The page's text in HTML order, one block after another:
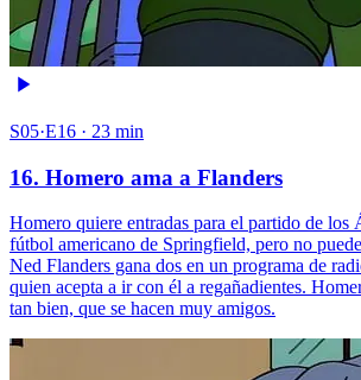
S05·E16 · 23 min
16. Homero ama a Flanders
Homero quiere entradas para el partido de los
fútbol americano de Springfield, pero no
Ned Flanders gana dos en un programa de
quien acepta a ir con él a regañadientes.
tan bien, que se hacen muy amigos.